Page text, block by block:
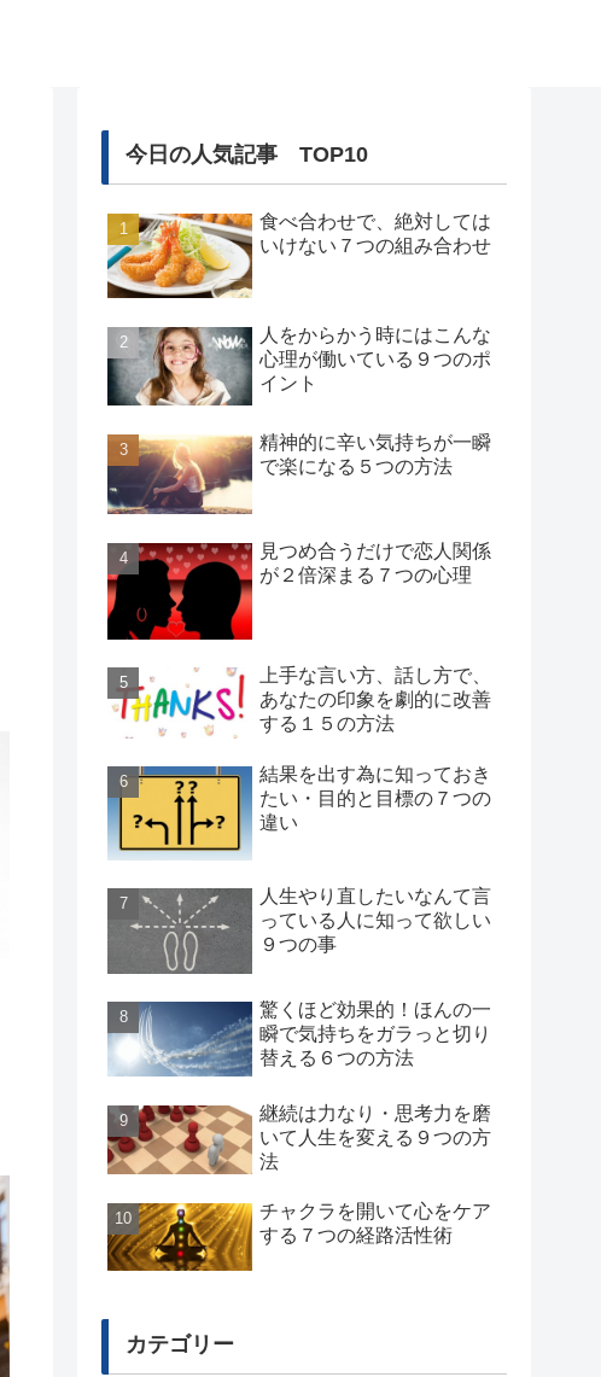
今日の人気記事 TOP10
食べ合わせで、絶対しては
いけない７つの組み合わせ
人をからかう時にはこんな
心理が働いている９つのポ
イント
精神的に辛い気持ちが一瞬
で楽になる５つの方法
見つめ合うだけで恋人関係
が２倍深まる７つの心理
上手な言い方、話し方で、
あなたの印象を劇的に改善
する１５の方法
結果を出す為に知っておき
たい・目的と目標の７つの
違い
人生やり直したいなんて言
っている人に知って欲しい
９つの事
驚くほど効果的！ほんの一
瞬で気持ちをガラっと切り
替える６つの方法
継続は力なり・思考力を磨
いて人生を変える９つの方
法
チャクラを開いて心をケア
する７つの経路活性術
カテゴリー